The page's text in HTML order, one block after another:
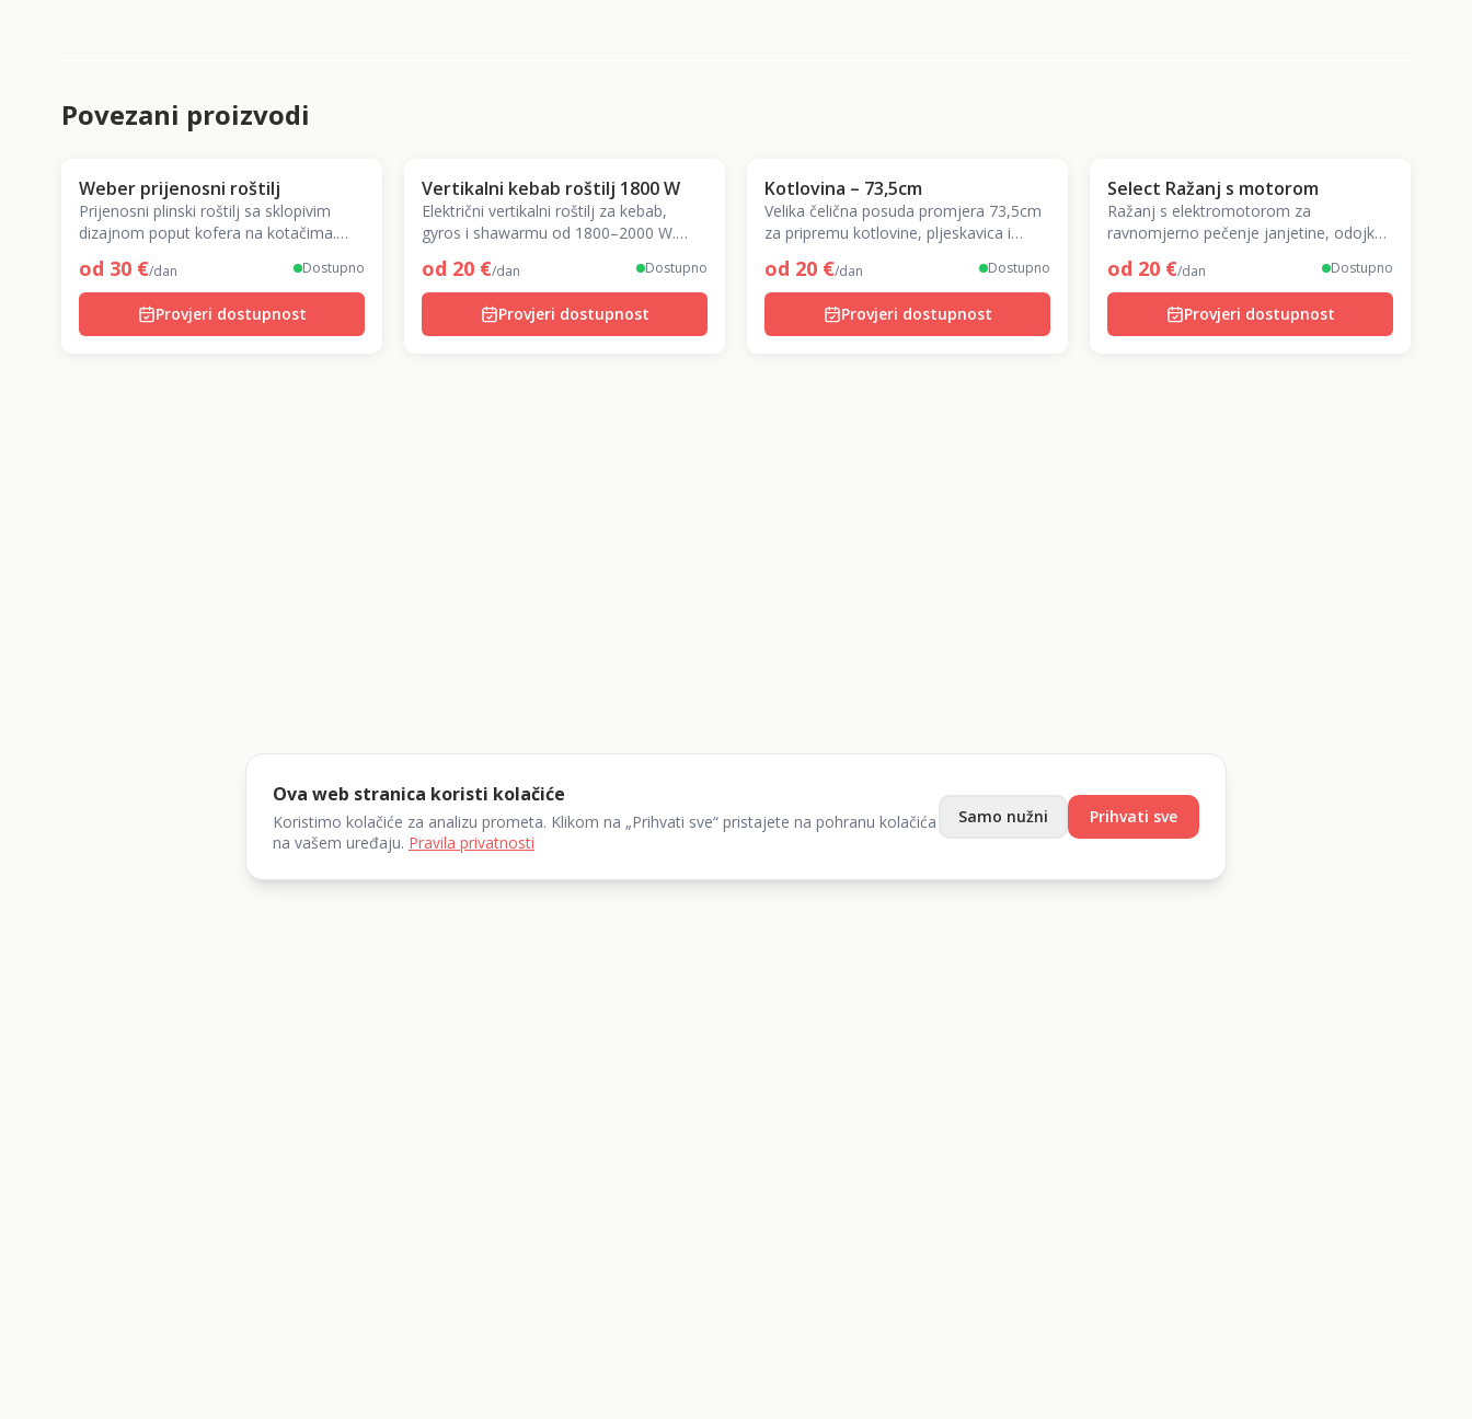
Povezani proizvodi
Weber prijenosni roštilj
Prijenosni plinski roštilj sa sklopivim
dizajnom poput kofera na kotačima.
kampiranje i piknik.
od 30 €/dan Dostupno
Provjeri dostupnost
Vertikalni kebab roštilj 1800 W
Električni vertikalni roštilj za kebab,
gyros i shawarmu od 1800–2000 W.
od 20 €/dan Dostupno
Provjeri dostupnost
Kotlovina – 73,5cm
Velika čelična posuda promjera 73,5cm
za pripremu kotlovine, pljeskavica i
od 20 €/dan Dostupno
Provjeri dostupnost
Select Ražanj s motorom
Ražanj s elektromotorom za
ravnomjerno pečenje janjetine, odojka i
torbi.
od 20 €/dan Dostupno
Provjeri dostupnost
Ova web stranica koristi kolačiće
Koristimo kolačiće za analizu prometa. Klikom na „Prihvati sve“ pristajete na pohranu kolačića
na vašem uređaju. Pravila privatnosti
Samo nužni Prihvati sve